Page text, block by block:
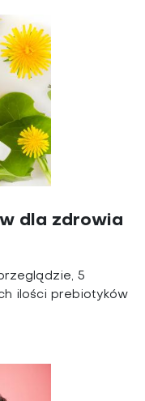
dla zdrowia
5
ilości prebiotyków